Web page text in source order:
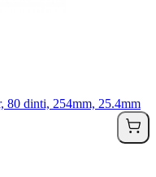
80 dinti, 254mm, 25.4mm